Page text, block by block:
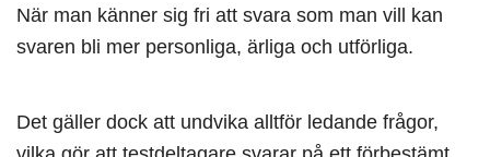
När man känner sig fri att svara som man vill kan
svaren bli mer personliga, ärliga och utförliga.
Det gäller dock att undvika alltför ledande frågor,